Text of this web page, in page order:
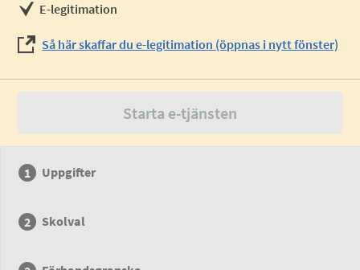
E-legitimation
Så här skaffar du e-legitimation (öppnas i nytt fönster)
Starta e-tjänsten
Uppgifter
Skolval